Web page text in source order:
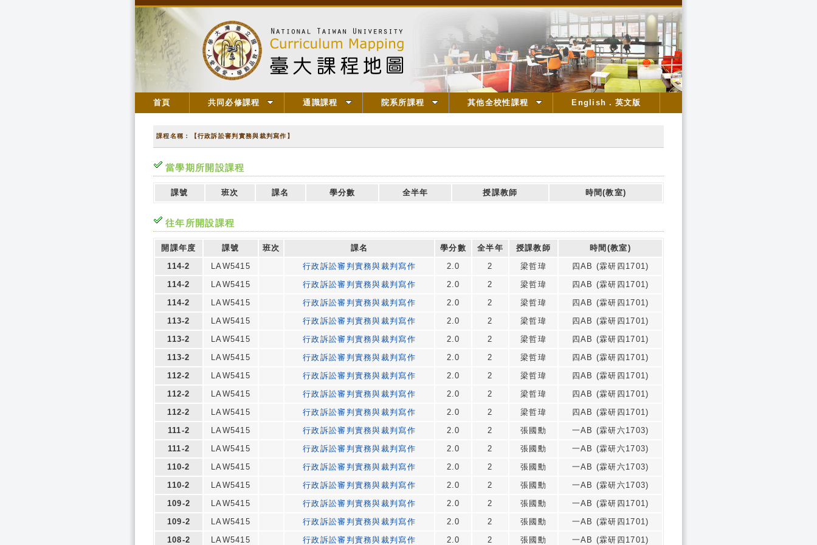
首頁 共同必修課程 通識課程 院系所課程 其他全校性課程 English．英文版
課程名稱：【行政訴訟審判實務與裁判寫作】
當學期所開設課程
課號 班次 課名 學分數 全半年 授課教師 時間(教室)
往年所開設課程
開課年度 課號 班次 課名 學分數 全半年 授課教師
時間(教室)
114-2
LAW5415 行政訴訟審判實務與裁判寫作 2.0 2 梁哲瑋
四AB (霖研四1701)
114-2
LAW5415 行政訴訟審判實務與裁判寫作 2.0 2 梁哲瑋
四AB (霖研四1701)
114-2
LAW5415 行政訴訟審判實務與裁判寫作 2.0 2 梁哲瑋
四AB (霖研四1701)
113-2
LAW5415 行政訴訟審判實務與裁判寫作 2.0 2 梁哲瑋
四AB (霖研四1701)
113-2
LAW5415 行政訴訟審判實務與裁判寫作 2.0 2 梁哲瑋
四AB (霖研四1701)
113-2
LAW5415 行政訴訟審判實務與裁判寫作 2.0 2 梁哲瑋
四AB (霖研四1701)
112-2
LAW5415 行政訴訟審判實務與裁判寫作 2.0 2 梁哲瑋
四AB (霖研四1701)
112-2
LAW5415 行政訴訟審判實務與裁判寫作 2.0 2 梁哲瑋
四AB (霖研四1701)
112-2
LAW5415 行政訴訟審判實務與裁判寫作 2.0 2 梁哲瑋
四AB (霖研四1701)
111-2
LAW5415 行政訴訟審判實務與裁判寫作 2.0 2 張國勳
一AB (霖研六1703)
111-2
LAW5415 行政訴訟審判實務與裁判寫作 2.0 2 張國勳
一AB (霖研六1703)
110-2
LAW5415 行政訴訟審判實務與裁判寫作 2.0 2 張國勳
一AB (霖研六1703)
110-2
LAW5415 行政訴訟審判實務與裁判寫作 2.0 2 張國勳
一AB (霖研六1703)
109-2
LAW5415 行政訴訟審判實務與裁判寫作 2.0 2 張國勳
一AB (霖研四1701)
109-2
LAW5415 行政訴訟審判實務與裁判寫作 2.0 2 張國勳
一AB (霖研四1701)
108-2
LAW5415 行政訴訟審判實務與裁判寫作 2.0 2 張國勳 一AB (霖研四1701)